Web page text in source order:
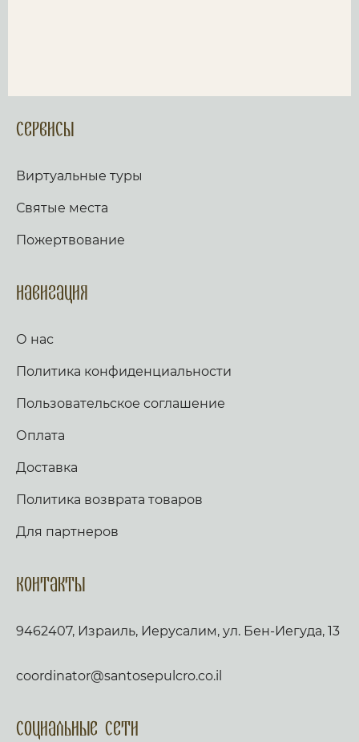
Сервисы
Виртуальные туры
Святые места
Пожертвование
Навигация
О нас
Политика конфиденциальности
Пользовательское соглашение
Оплата
Доставка
Политика возврата товаров
Для партнеров
Контакты
9462407, Израиль, Иерусалим, ул. Бен-Иегуда, 13
coordinator@santosepulcro.co.il
Социальные сети